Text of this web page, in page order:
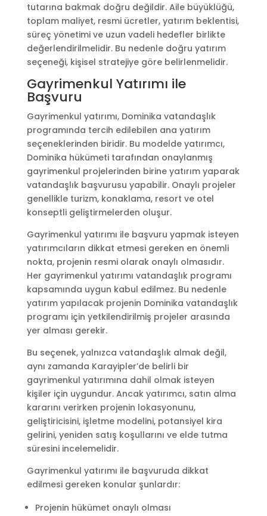
tutarına bakmak doğru değildir. Aile büyüklüğü,
toplam maliyet, resmi ücretler, yatırım beklentisi,
süreç yönetimi ve uzun vadeli hedefler birlikte
değerlendirilmelidir. Bu nedenle doğru yatırım
seçeneği, kişisel stratejiye göre belirlenmelidir.
Gayrimenkul Yatırımı ile
Başvuru
Gayrimenkul yatırımı, Dominika vatandaşlık
programında tercih edilebilen ana yatırım
seçeneklerinden biridir. Bu modelde yatırımcı,
Dominika hükümeti tarafından onaylanmış
gayrimenkul projelerinden birine yatırım yaparak
vatandaşlık başvurusu yapabilir. Onaylı projeler
genellikle turizm, konaklama, resort ve otel
konseptli geliştirmelerden oluşur.
Gayrimenkul yatırımı ile başvuru yapmak isteyen
yatırımcıların dikkat etmesi gereken en önemli
nokta, projenin resmi olarak onaylı olmasıdır.
Her gayrimenkul yatırımı vatandaşlık programı
kapsamında uygun kabul edilmez. Bu nedenle
yatırım yapılacak projenin Dominika vatandaşlık
programı için yetkilendirilmiş projeler arasında
yer alması gerekir.
Bu seçenek, yalnızca vatandaşlık almak değil,
aynı zamanda Karayipler’de belirli bir
gayrimenkul yatırımına dahil olmak isteyen
kişiler için uygundur. Ancak yatırımcı, satın alma
kararını verirken projenin lokasyonunu,
geliştiricisini, işletme modelini, potansiyel kira
gelirini, yeniden satış koşullarını ve elde tutma
süresini incelemelidir.
Gayrimenkul yatırımı ile başvuruda dikkat
edilmesi gereken konular şunlardır:
Projenin hükümet onaylı olması